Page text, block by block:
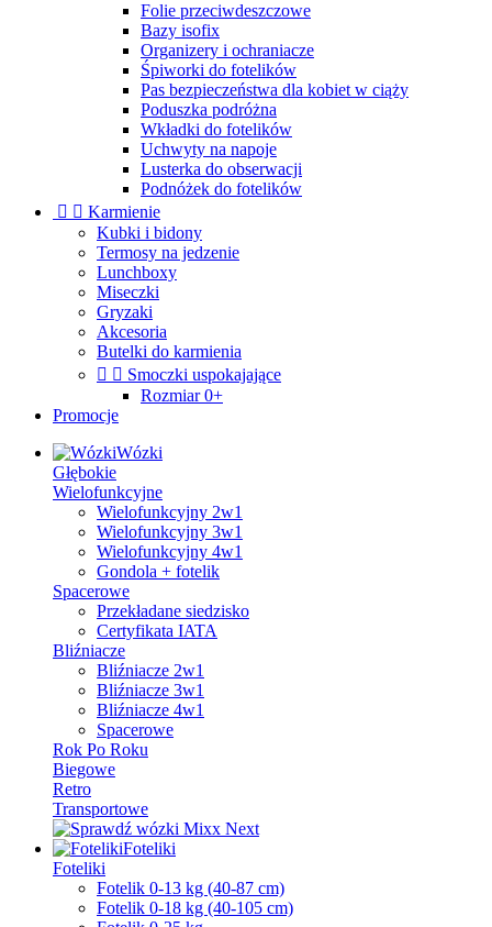
Folie przeciwdeszczowe
Bazy isofix
Organizery i ochraniacze
Śpiworki do fotelików
Pas bezpieczeństwa dla kobiet w ciąży
Poduszka podróżna
Wkładki do fotelików
Uchwyty na napoje
Lusterka do obserwacji
Podnóżek do fotelików
  Karmienie
Kubki i bidony
Termosy na jedzenie
Lunchboxy
Miseczki
Gryzaki
Akcesoria
Butelki do karmienia
  Smoczki uspokajające
Rozmiar 0+
Promocje
Wózki
Głębokie
Wielofunkcyjne
Wielofunkcyjny 2w1
Wielofunkcyjny 3w1
Wielofunkcyjny 4w1
Gondola + fotelik
Spacerowe
Przekładane siedzisko
Certyfikata IATA
Bliźniacze
Bliźniacze 2w1
Bliźniacze 3w1
Bliźniacze 4w1
Spacerowe
Rok Po Roku
Biegowe
Retro
Transportowe
Foteliki
Foteliki
Fotelik 0-13 kg (40-87 cm)
Fotelik 0-18 kg (40-105 cm)